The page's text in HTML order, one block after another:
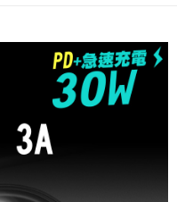
問，請聯繫「AFTEE先享後付
support/home
先享後付」服務完成之交
並將交易相關給付款項請求債
址：
監護人之同意方可使用
費